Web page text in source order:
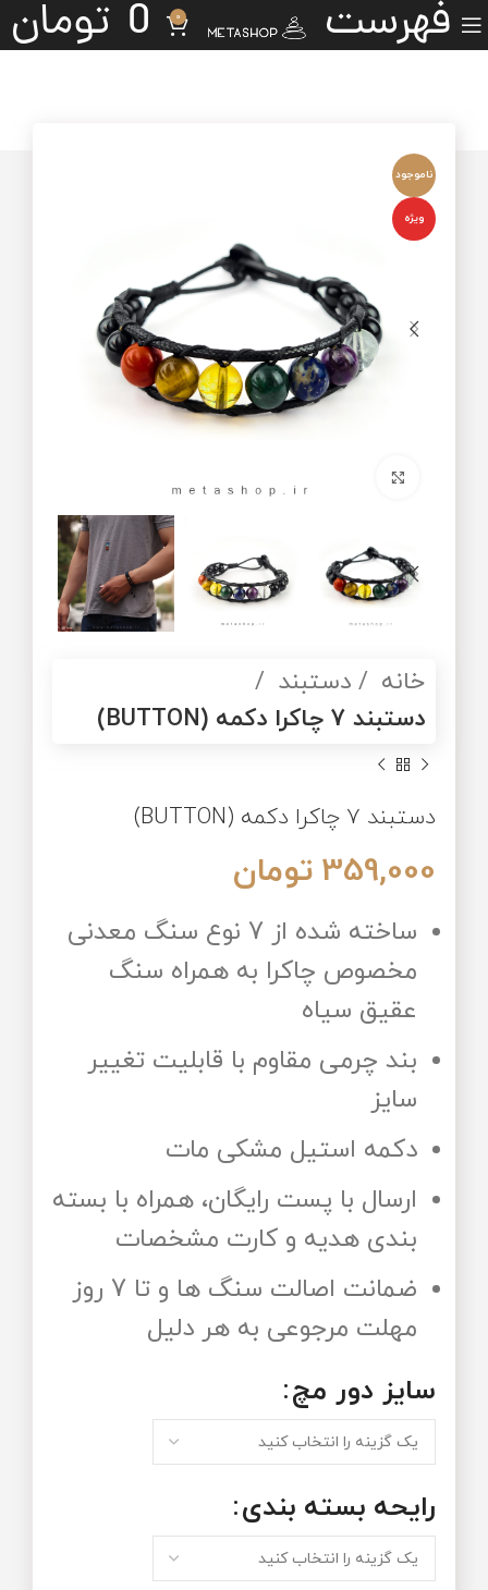
فهرست 0
0 تومان
ناموجود
ویژه
خانه
دستبند
دستبند 7 چاکرا دکمه (BUTTON)
دستبند 7 چاکرا دکمه (BUTTON)
359,000 تومان
ساخته شده از 7 نوع سنگ معدنی
مخصوص چاکرا به همراه سنگ
عقیق سیاه
بند چرمی مقاوم با قابلیت تغییر
سایز
دکمه استیل مشکی مات
ارسال با پست رایگان، همراه با بسته
بندی هدیه و کارت مشخصات
ضمانت اصالت سنگ ها و تا 7 روز
مهلت مرجوعی به هر دلیل
سایز دور مچ
رایحه‌ بسته‌ بندی